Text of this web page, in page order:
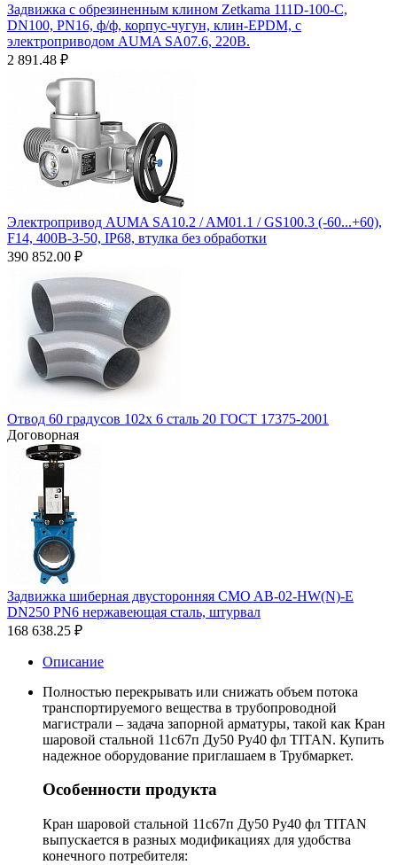
Задвижка с обрезиненным клином Zetkama 111D-100-C,
DN100, PN16, ф/ф, корпус-чугун, клин-EPDM, с
электроприводом AUMA SA07.6, 220В.
2 891.48 ₽
Электропривод AUMA SA10.2 / AM01.1 / GS100.3 (-60...+60),
F14, 400B-3-50, IP68, втулка без обработки
390 852.00 ₽
Отвод 60 градусов 102х 6 сталь 20 ГОСТ 17375-2001
Договорная
Задвижка шиберная двусторонняя CMO AB-02-HW(N)-E
DN250 PN6 нержавеющая сталь, штурвал
168 638.25 ₽
Описание
Полностью перекрывать или снижать объем потока
транспортируемого вещества в трубопроводной
магистрали – задача запорной арматуры, такой как Кран
шаровой стальной 11с67п Ду50 Ру40 фл TITAN. Купить
надежное оборудование приглашаем в Трубмаркет.
Особенности продукта
Кран шаровой стальной 11с67п Ду50 Ру40 фл TITAN
выпускается в разных модификациях для удобства
конечного потребителя: